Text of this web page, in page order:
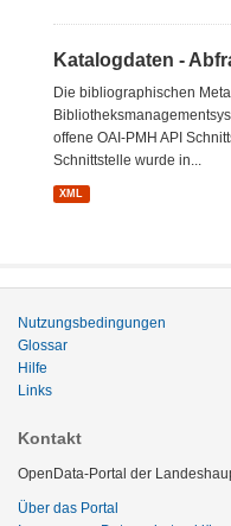
Katalogdaten -
Die bibliographischen
offene OAI-PMH API
Schnittstelle wurde in...
XML
Nutzungsbedingungen
Glossar
Hilfe
Links
Kontakt
OpenData-Portal der
Über das Portal